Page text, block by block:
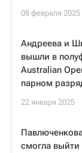
08 февраля 2025
Андреева и
вышли в
Australian
парном
22 января 2025
смогла выйти